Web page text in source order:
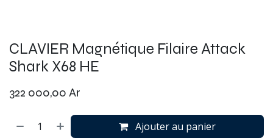
CLAVIER Magnétique Filaire Attack
Shark X68 HE
322 000,00 Ar
Ajouter au panier